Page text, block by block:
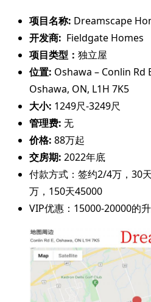
项目名称: Dreamscape
开发商: Fieldgate Homes
项目类型： 独立屋
位置: Oshawa – Conlin Rd
Oshawa, ON, L1H 7K5
大小: 1249尺-3249尺
管理费: 无
价格: 88万起
交房期: 2022年底
付款方式：签约2/4万，30
万，150天45000
VIP优惠：15000-20000的